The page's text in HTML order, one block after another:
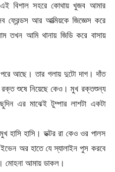
বিশাল সহরে কোথায় খুজব আমার
আর আত্মিয়কে জিজ্ঞেস করে
তখন আমি থানায় জিডি করে বাসায়
পরে আছে। তার গলায় দুটো দাগ। দাঁত
রক্ত শুষে নিয়েছে কেও। মুখ রক্তশুন্য
এর মাঝেই টুম্পার লাশটা একটা
হাসি হাসি। ডক্টর রা কেও ওর পালস
অর হাতে যে স্যালাইন পুস করবে
মোহনা আমায় ডাকল।